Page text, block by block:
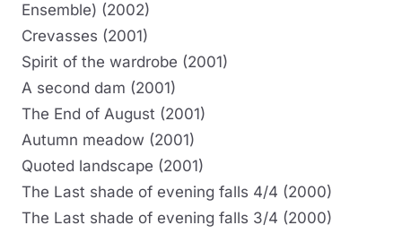
Ensemble) (2002)
Crevasses (2001)
Spirit of the wardrobe (2001)
A second dam (2001)
The End of August (2001)
Autumn meadow (2001)
Quoted landscape (2001)
The Last shade of evening falls 4/4 (2000)
The Last shade of evening falls 3/4 (2000)